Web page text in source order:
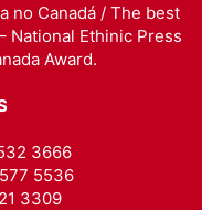
no Canadá / The best
National Ethinic Press
Award.
3666
5536
3309